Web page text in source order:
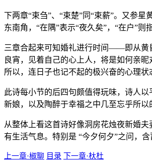
下两章“束刍”、“束楚”同“束薪”。又参
东南角，“在隅”表示“夜久矣”，“在户”则
三章合起来可知婚礼进行时间——即从黄
良宵，见着自己的心上人，将是如何亲
所以，连日子也记不起的极兴奋的心理
此诗每小节的后四句颇值得玩味，诗人
新娘，以及陶醉于幸福之中几至忘乎所以
从整体上看这首诗好像洞房花烛夜新婚
有生活气息。特别是 “今夕何夕”之问，
上一章·椒聊 目录 下一章·杕杜